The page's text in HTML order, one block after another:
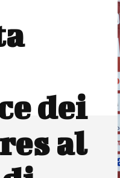
dei
al